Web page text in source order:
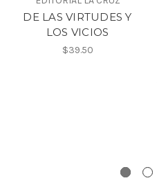
DE LAS VIRTUDES Y
LOS VICIOS
$39.50